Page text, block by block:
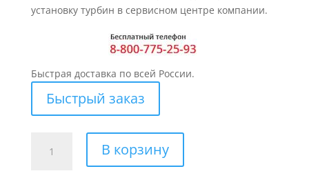
установку турбин в сервисном центре компании.
Быстрая доставка по всей России.
Быстрый заказ
товара
В корзину